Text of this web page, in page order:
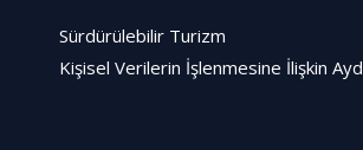
Sürdürülebilir Turizm
Kişisel Verilerin İşlenmesine İlişkin